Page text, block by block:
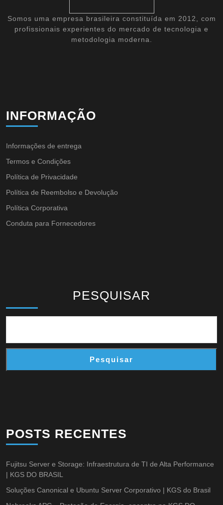
Somos uma empresa brasileira constituída em 2012, com
profissionais experientes do mercado de tecnologia e
metodologia moderna.
INFORMAÇÃO
Informações de entrega
Termos e Condições
Política de Privacidade
Política de Reembolso e Devolução
Política Corporativa
Conduta para Fornecedores
PESQUISAR
Pesquisar
POSTS RECENTES
Fujitsu Server e Storage: Infraestrutura de TI de Alta Performance
| KGS DO BRASIL
Soluções Canonical e Ubuntu Server Corporativo | KGS do Brasil